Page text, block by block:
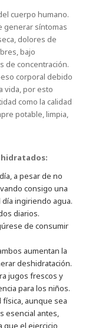
cuerpo humano.
generar síntomas
dolores de
bajo
de concentración.
corporal debido
vida, por esto
como la calidad
potable, limpia,
hidratados:
a pesar de no
consigo una
ingiriendo agua.
diarios.
de consumir
aumentan la
deshidratación.
jugos frescos y
para los niños.
física, aunque sea
esencial antes,
que el ejercicio